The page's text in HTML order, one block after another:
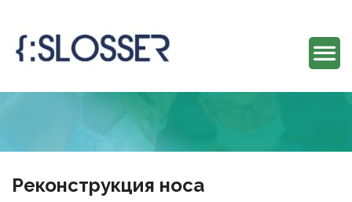
Реконструкция носа